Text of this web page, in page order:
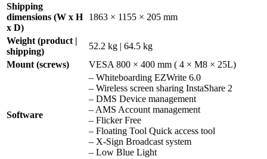
Shipping
dimensions (W x H
x D)
1863 × 1155 × 205 mm
Weight (product |
shipping)
52.2 kg | 64.5 kg
Mount (screws)
VESA 800 × 400 mm ( 4 × M8 × 25L)
Software
– Whiteboarding EZWrite 6.0
– Wireless screen sharing InstaShare 2
– DMS Device management
– AMS Account management
– Flicker Free
– Floating Tool Quick access tool
– X-Sign Broadcast system
– Low Blue Light